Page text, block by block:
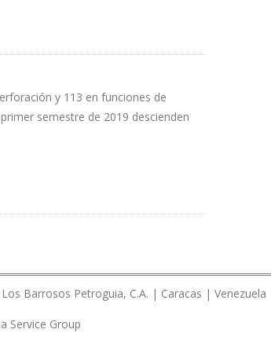
y 113 en funciones de
semestre de 2019 descienden
Barrosos Petroguia, C.A. | Caracas | Venezuela
Service Group